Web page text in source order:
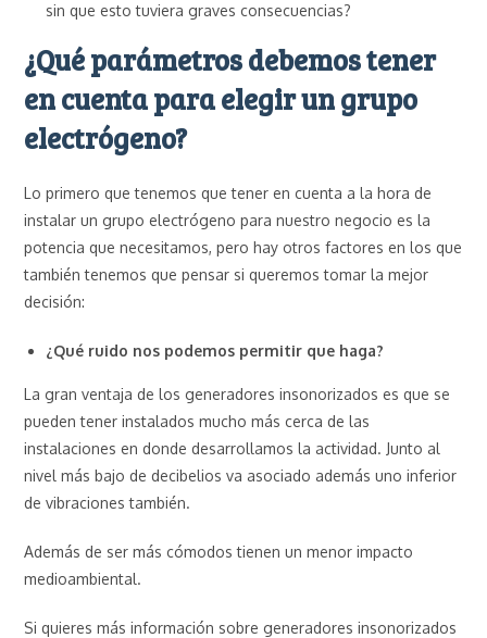
sin que esto tuviera graves consecuencias?
¿Qué parámetros debemos tener
en cuenta para elegir un grupo
electrógeno?
Lo primero que tenemos que tener en cuenta a la hora de
instalar un grupo electrógeno para nuestro negocio es la
potencia que necesitamos, pero hay otros factores en los que
también tenemos que pensar si queremos tomar la mejor
decisión:
¿Qué ruido nos podemos permitir que haga?
La gran ventaja de los generadores insonorizados es que se
pueden tener instalados mucho más cerca de las
instalaciones en donde desarrollamos la actividad. Junto al
nivel más bajo de decibelios va asociado además uno inferior
de vibraciones también.
Además de ser más cómodos tienen un menor impacto
medioambiental.
Si quieres más información sobre generadores insonorizados